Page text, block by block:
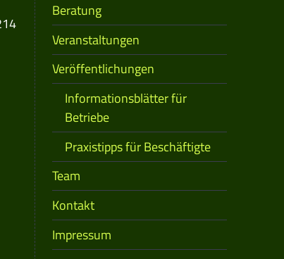
Beratung
Veranstaltungen
Veröffentlichungen
Informationsblätter für
Betriebe
Praxistipps für Beschäftigte
Team
Kontakt
Impressum